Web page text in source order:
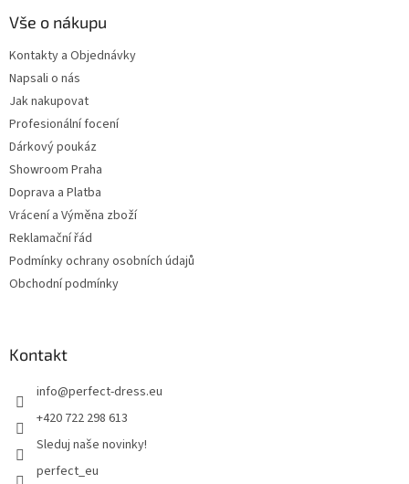
Vše o nákupu
Kontakty a Objednávky
Napsali o nás
Jak nakupovat
Profesionální focení
Dárkový poukáz
Showroom Praha
Doprava a Platba
Vrácení a Výměna zboží
Reklamační řád
Podmínky ochrany osobních údajů
Obchodní podmínky
Kontakt
info@perfect-dress.eu
+420 722 298 613
Sleduj naše novinky!
perfect_eu